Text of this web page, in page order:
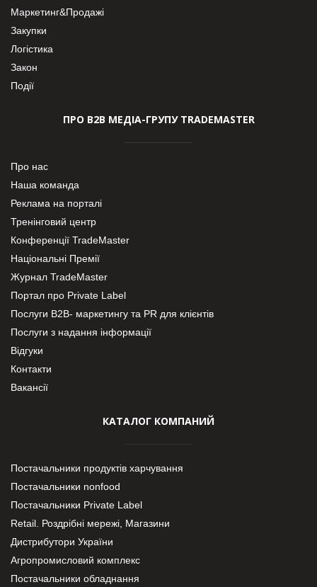
Маркетинг&Продажі
Закупки
Логістика
Закон
Події
ПРО В2В МЕДІА-ГРУПУ TRADEMASTER
Про нас
Наша команда
Реклама на порталі
Тренінговий центр
Конференції TradeMaster
Національні Премії
Журнал TradeMaster
Портал про Private Label
Послуги В2В- маркетингу та PR для клієнтів
Послуги з надання інформації
Відгуки
Контакти
Вакансії
КАТАЛОГ КОМПАНИЙ
Постачальники продуктів харчування
Постачальники nonfood
Постачальники Private Label
Retail. Роздрібні мережі, Магазини
Дистрибутори України
Агропромисловий комплекс
Постачальники обладнання